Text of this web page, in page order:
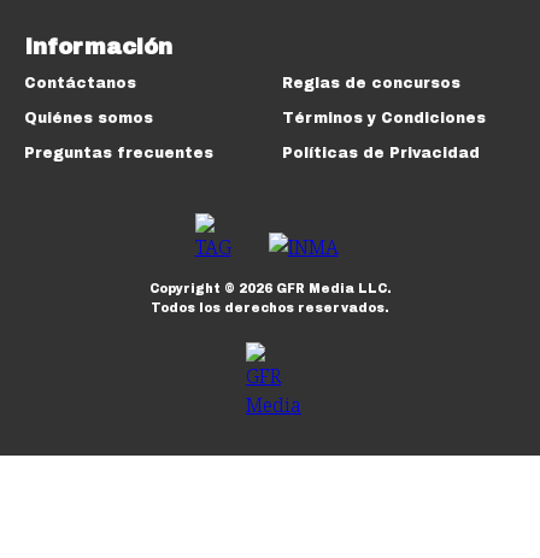
Información
Contáctanos
Quiénes somos
Preguntas frecuentes
Reglas de concursos
Términos y Condiciones
Políticas de Privacidad
Copyright © 2026GFR Media LLC.
Todos los derechos reservados.